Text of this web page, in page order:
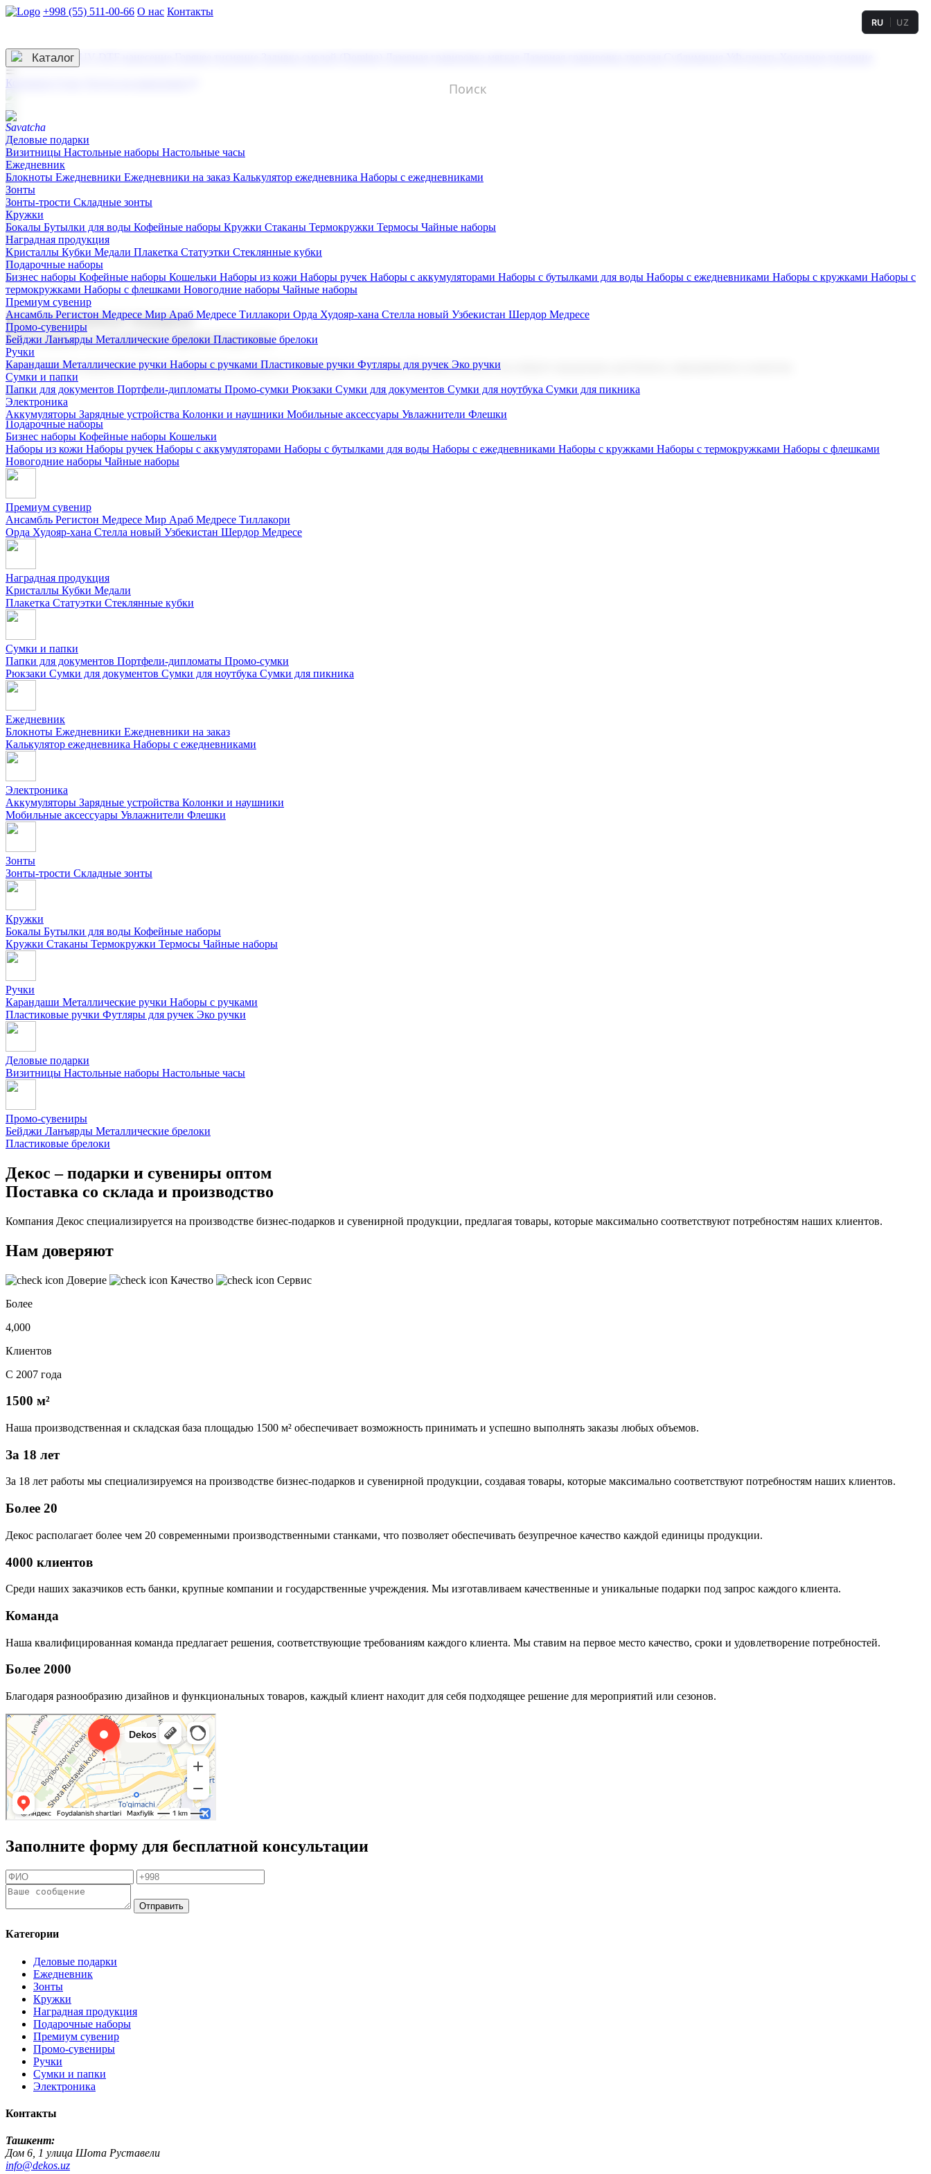
+998 (55) 511-00-66 О нас Контакты
3D гравировка
RU UZ
☰
Контакты
Каталог
Деловые подарки
Визитницы Настольные наборы Настольные часы
Ежедневник
Блокноты Ежедневники Ежедневники на заказ Калькулятор ежедневника Наборы с ежедневниками
Зонты
Зонты-трости Складные зонты
Кружки
Бокалы Бутылки для воды Кофейные наборы Кружки Стаканы Термокружки Термосы Чайные наборы
Наградная продукция
Kристаллы Кубки Медали Плакетка Статуэтки Стеклянные кубки
Подарочные наборы
Бизнес наборы Кофейные наборы Кошельки Наборы из кожи Наборы ручек Наборы с аккумуляторами Наборы с бутылками для воды Наборы с ежедневниками Наборы с кружками Наборы с
термокружками Наборы с флешками Новогодние наборы Чайные наборы
Премиум сувенир
Ансамбль Регистон Медресе Мир Араб Медресе Тиллакори Орда Худояр-хана Стелла новый Узбекистан Шердор Медресе
Промо-сувениры
Бейджи Ланъярды Металлические брелоки Пластиковые брелоки
Ручки
Карандаши Металлические ручки Наборы с ручками Пластиковые ручки Футляры для ручек Эко ручки
Сумки и папки
Папки для документов Портфели-дипломаты Промо-сумки Рюкзаки Сумки для документов Сумки для ноутбука Сумки для пикника
Электроника
Аккумуляторы Зарядные устройства Колонки и наушники Мобильные аксессуары Увлажнители Флешки
Корпоративные подарки
Поставка со склада и производство
Мы предлагаем широкий выбор корпоративных подарков и сувениров с логотипом. В нашем каталоге вы найдете продукцию для бизнеса, мероприятия и клиентов.
Подарочные наборы
Бизнес наборы Кофейные наборы Кошельки
Наборы из кожи Наборы ручек Наборы с аккумуляторами Наборы с бутылками для воды Наборы с ежедневниками Наборы с кружками Наборы с термокружками Наборы с флешками
Новогодние наборы Чайные наборы
Премиум сувенир
Ансамбль Регистон Медресе Мир Араб Медресе Тиллакори
Орда Худояр-хана Стелла новый Узбекистан Шердор Медресе
Наградная продукция
Kристаллы Кубки Медали
Плакетка Статуэтки Стеклянные кубки
Сумки и папки
Папки для документов Портфели-дипломаты Промо-сумки
Рюкзаки Сумки для документов Сумки для ноутбука Сумки для пикника
Ежедневник
Блокноты Ежедневники Ежедневники на заказ
Калькулятор ежедневника Наборы с ежедневниками
Электроника
Аккумуляторы Зарядные устройства Колонки и наушники
Мобильные аксессуары Увлажнители Флешки
Зонты
Зонты-трости Складные зонты
Кружки
Бокалы Бутылки для воды Кофейные наборы
Кружки Стаканы Термокружки Термосы Чайные наборы
Ручки
Карандаши Металлические ручки Наборы с ручками
Пластиковые ручки Футляры для ручек Эко ручки
Деловые подарки
Визитницы Настольные наборы Настольные часы
Промо-сувениры
Бейджи Ланъярды Металлические брелоки
Пластиковые брелоки
Декос – подарки и сувениры оптом
Поставка со склада и производство
Компания Декос специализируется на производстве бизнес-подарков и сувенирной продукции, предлагая товары, которые максимально соответствуют потребностям наших клиентов.
Нам доверяют
Доверие Качество
Сервис
Более
4,000
Клиентов
С 2007 года
1500 м²
Наша производственная и складская база площадью 1500 м² обеспечивает возможность принимать и успешно выполнять заказы любых объемов.
За 18 лет
За 18 лет работы мы специализируемся на производстве бизнес-подарков и сувенирной продукции, создавая товары, которые максимально соответствуют потребностям наших клиентов.
Более 20
Декос располагает более чем 20 современными производственными станками, что позволяет обеспечивать безупречное качество каждой единицы продукции.
4000 клиентов
Среди наших заказчиков есть банки, крупные компании и государственные учреждения. Мы изготавливаем качественные и уникальные подарки под запрос каждого клиента.
Команда
Наша квалифицированная команда предлагает решения, соответствующие требованиям каждого клиента. Мы ставим на первое место качество, сроки и удовлетворение потребностей.
Более 2000
Благодаря разнообразию дизайнов и функциональных товаров, каждый клиент находит для себя подходящее решение для мероприятий или сезонов.
Заполните форму для бесплатной консультации
Отправить
Категории
Деловые подарки
Ежедневник
Зонты
Кружки
Наградная продукция
Подарочные наборы
Премиум сувенир
Промо-сувениры
Ручки
Сумки и папки
Электроника
Контакты
Ташкент:
Дом 6, 1 улица Шота Руставели
info@dekos.uz